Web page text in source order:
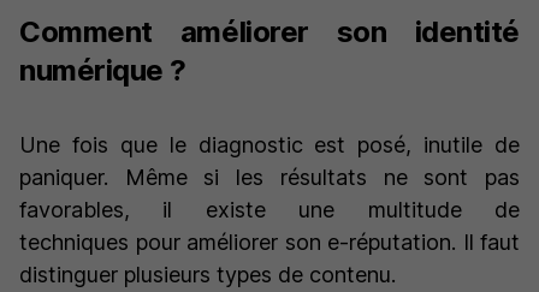
Comment améliorer son identité
numérique ?
Une fois que le diagnostic est posé, inutile de
paniquer. Même si les résultats ne sont pas
favorables, il existe une multitude de
techniques pour améliorer son e-réputation. Il faut
distinguer plusieurs types de contenu.